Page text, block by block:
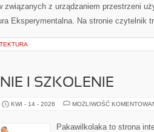
związanych z urządzaniem przestrzeni
Eksperymentalna. Na stronie czytelnik
I SZKOLENIE
KWI - 14 - 2026 MOŻLIWOŚĆ
Pakawilkolaka to strona